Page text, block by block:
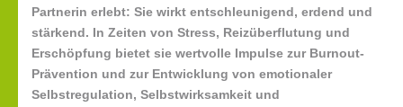
Partnerin erlebt: Sie wirkt entschleunigend, erdend und
stärkend. In Zeiten von Stress, Reizüberflutung und
Erschöpfung bietet sie wertvolle Impulse zur Burnout-
Prävention und zur Entwicklung von emotionaler
Selbstregulation, Selbstwirksamkeit und